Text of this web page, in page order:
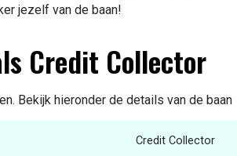
jezelf van de baan!
Credit Collector
Bekijk hieronder de details van de baan
Credit Collector